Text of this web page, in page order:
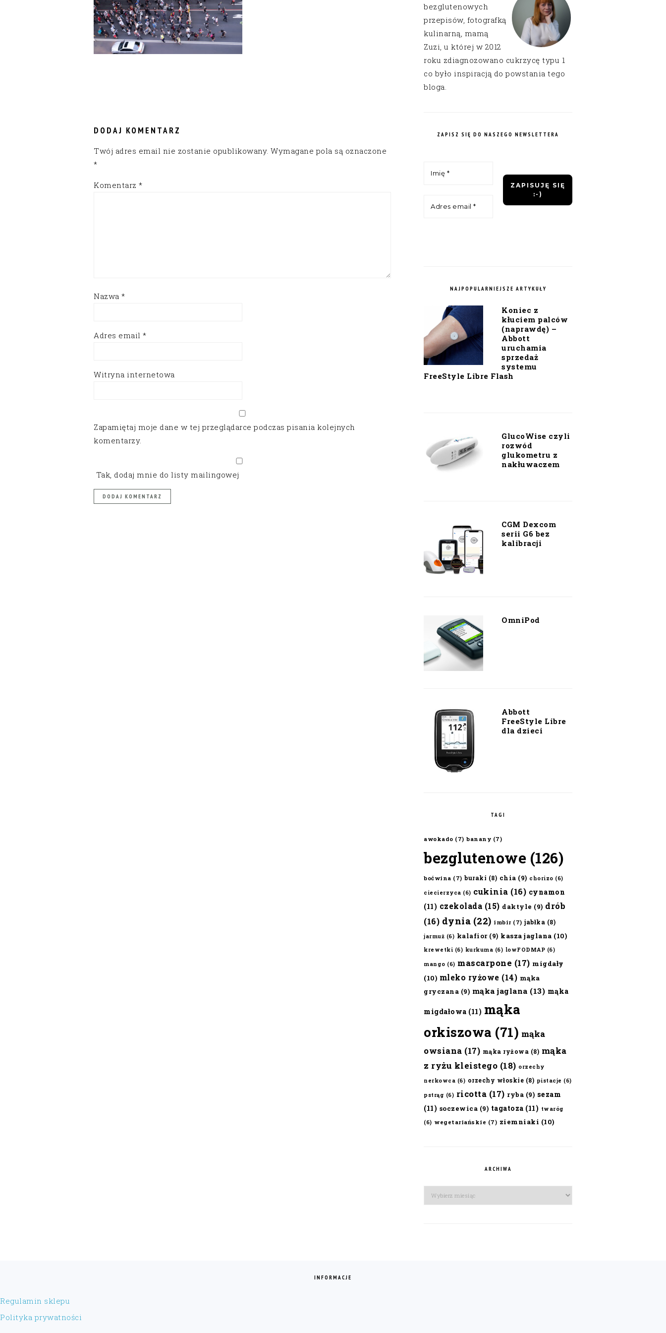
DODAJ KOMENTARZ
Twój adres email nie zostanie opublikowany. Wymagane pola są oznaczone
*
Komentarz *
Nazwa *
Adres email *
Witryna internetowa
Zapamiętaj moje dane w tej przeglądarce podczas pisania kolejnych
komentarzy.
Tak, dodaj mnie do listy mailingowej
bezglutenowych
przepisów, fotografką
kulinarną, mamą
Zuzi, u której w 2012
roku zdiagnozowano cukrzycę typu 1
co było inspiracją do powstania tego
bloga.
ZAPISZ SIĘ DO NASZEGO NEWSLETTERA
NAJPOPULARNIEJSZE ARTYKUŁY
Koniec z
kłuciem palców
(naprawdę) –
Abbott
uruchamia
sprzedaż
systemu
FreeStyle Libre Flash
GlucoWise czyli
rozwód
glukometru z
nakłuwaczem
CGM Dexcom
serii G6 bez
kalibracji
OmniPod
Abbott
FreeStyle Libre
dla dzieci
TAGI
awokado (7) banany (7)
bezglutenowe (126)
boćwina (7) buraki (8) chia (9) chorizo (6)
ciecierzyca (6) cukinia (16) cynamon
(11) czekolada (15) daktyle (9) drób
(16) dynia (22) imbir (7) jabłka (8)
jarmuż (6) kalafior(9) kasza jaglana (10)
krewetki (6) kurkuma (6) lowFODMAP (6)
mango (6) mascarpone (17) migdały
(10) mleko ryżowe (14) mąka
gryczana (9) mąka jaglana (13) mąka
migdałowa (11) mąka
orkiszowa (71) mąka
owsiana (17) mąka ryżowa (8) mąka
z ryżu kleistego (18) orzechy
nerkowca (6) orzechy włoskie (8) pistacje (6)
pstrąg (6) ricotta (17) ryba (9) sezam
(11) soczewica (9) tagatoza (11) twaróg
(6) wegetariańskie (7) ziemniaki (10)
ARCHIWA
Archiwa
INFORMACJE
Regulamin sklepu
Polityka prywatności